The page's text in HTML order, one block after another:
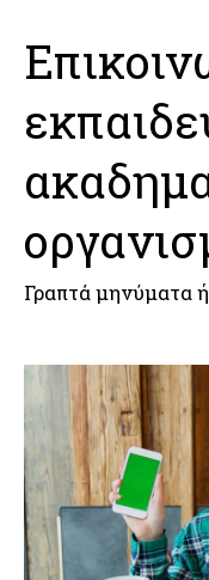
Γραπτά μηνύματα